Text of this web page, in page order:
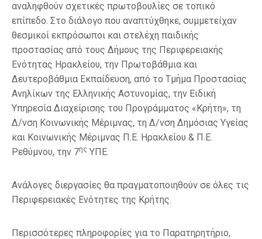
αναληφθούν σχετικές πρωτοβουλίες σε τοπικό
επίπεδο. Στο διάλογο που αναπτύχθηκε, συμμετείχαν
θεσμικοί εκπρόσωποι και στελέχη παιδικής
προστασίας από τους Δήμους της Περιφερειακής
Ενότητας Ηρακλείου, την Πρωτοβάθμια και
Δευτεροβάθμια Εκπαίδευση, από το Τμήμα Προστασίας
Ανηλίκων της Ελληνικής Αστυνομίας, την Ειδική
Υπηρεσία Διαχείρισης του Προγράμματος «Κρήτη», τη
Δ/νση Κοινωνικής Μέριμνας, τη Δ/νση Δημόσιας Υγείας
και Κοινωνικής Μέριμνας Π.Ε. Ηρακλείου & Π.Ε.
Ρεθύμνου, την 7ης ΥΠΕ.
Ανάλογες διεργασίες θα πραγματοποιηθούν σε όλες τις
Περιφερειακές Ενότητες της Κρήτης.
Περισσότερες πληροφορίες για το Παρατηρητήριο,